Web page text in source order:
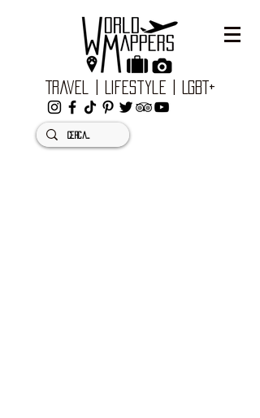
Travel | Lifestyle | LGBT+